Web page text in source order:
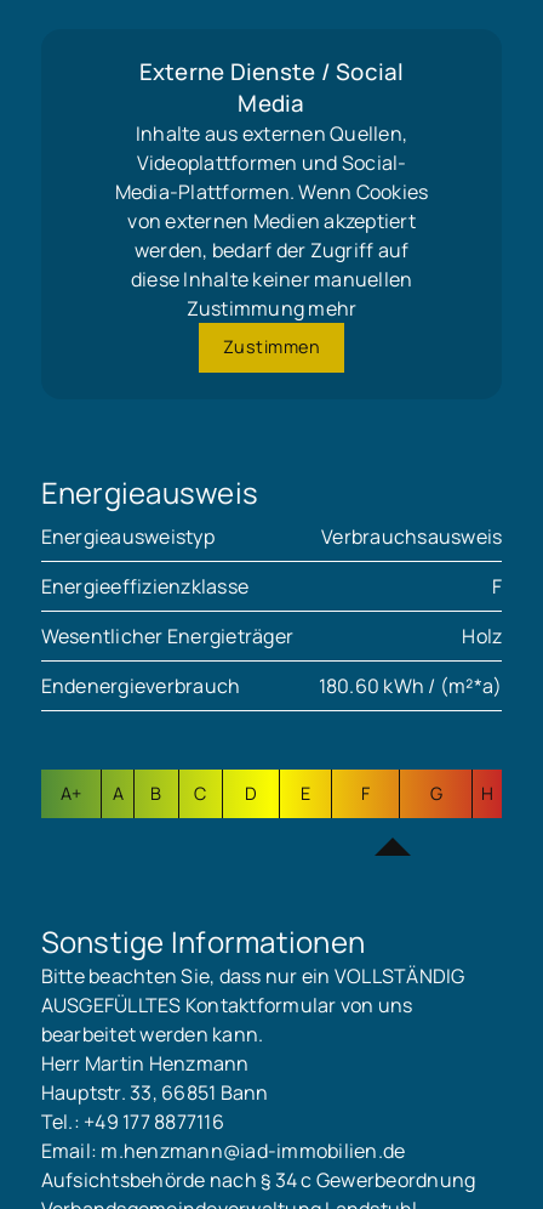
Externe Dienste / Social
Media
Inhalte aus externen Quellen,
Videoplattformen und Social-
Media-Plattformen. Wenn Cookies
von externen Medien akzeptiert
werden, bedarf der Zugriff auf
diese Inhalte keiner manuellen
Zustimmung mehr
Zustimmen
Energieausweis
Energieausweistyp
Verbrauchsausweis
Energieeffizienzklasse
F
Wesentlicher Energieträger
Holz
Endenergieverbrauch
180.60 kWh / (m²*a)
A+ A B C D E F G H
Sonstige Informationen
Bitte beachten Sie, dass nur ein VOLLSTÄNDIG
AUSGEFÜLLTES Kontaktformular von uns
bearbeitet werden kann.
Herr Martin Henzmann
Hauptstr. 33, 66851 Bann
Tel.: +49 177 8877116
Email: m.henzmann@iad-immobilien.de
Aufsichtsbehörde nach § 34 c Gewerbeordnung